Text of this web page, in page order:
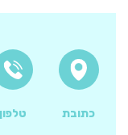
כתובת טלפון